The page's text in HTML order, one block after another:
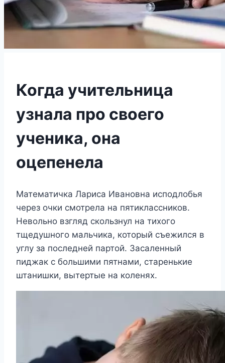
Когда учительница
узнала про своего
ученика, она
оцепенела
Математичка Лариса Ивановна исподлобья
через очки смотрела на пятиклассников.
Невольно взгляд скользнул на тихого
тщедушного мальчика, который съежился в
углу за последней партой. Засаленный
пиджак с большими пятнами, старенькие
штанишки, вытертые на коленях.